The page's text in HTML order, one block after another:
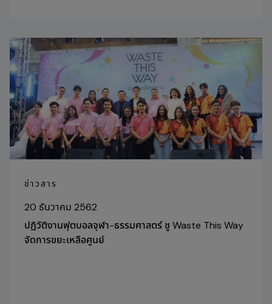
ข่าวสาร
20 ธันวาคม 2562
ปฏิวัติงานฟุตบอลจุฬา-ธรรมศาสตร์ ชู Waste This Way
จัดการขยะเหลือศูนย์